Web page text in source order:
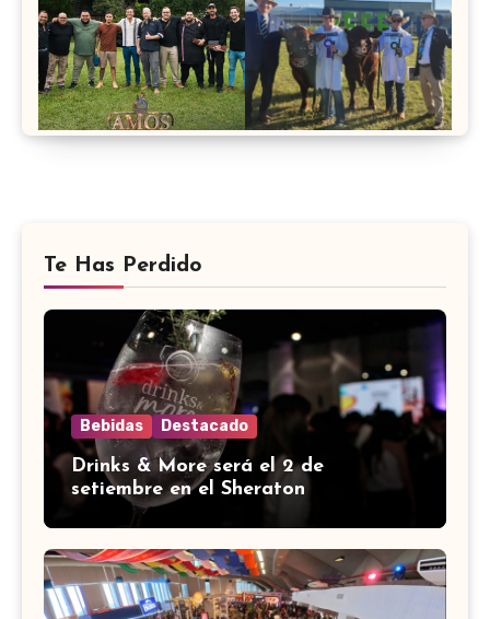
Te Has Perdido
Bebidas Destacado
Drinks & More será el 2 de
setiembre en el Sheraton